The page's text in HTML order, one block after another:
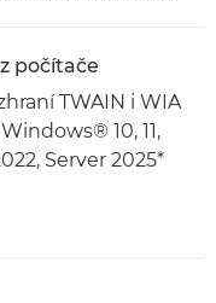
počítače
TWAIN i WIA
10, 11,
Server 2025*